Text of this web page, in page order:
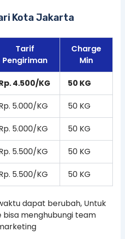
Kota Jakarta
Tarif
Pengiriman
Charge
Min
4.500/KG 50 KG
5.000/KG 50 KG
5.000/KG 50 KG
5.500/KG 50 KG
5.500/KG 50 KG
dapat berubah, Untuk
menghubungi team